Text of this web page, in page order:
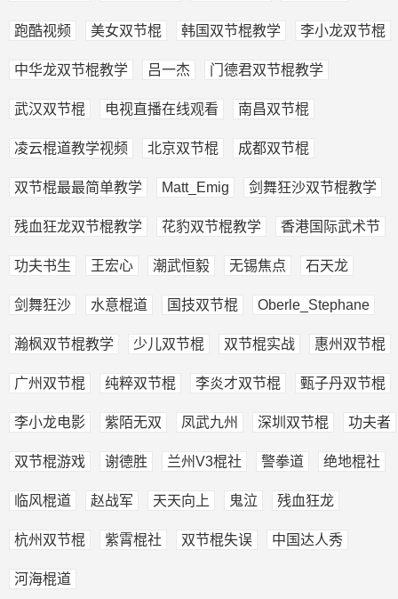
跑酷视频 美女双节棍 韩国双节棍教学 李小龙双节棍
中华龙双节棍教学 吕一杰 门德君双节棍教学
武汉双节棍 电视直播在线观看 南昌双节棍
凌云棍道教学视频 北京双节棍 成都双节棍
双节棍最最简单教学 Matt_Emig 剑舞狂沙双节棍教学
残血狂龙双节棍教学 花豹双节棍教学 香港国际武术节
功夫书生 王宏心 潮武恒毅 无锡焦点 石天龙
剑舞狂沙 水意棍道 国技双节棍 Oberle_Stephane
瀚枫双节棍教学 少儿双节棍 双节棍实战 惠州双节棍
广州双节棍 纯粹双节棍 李炎才双节棍 甄子丹双节棍
李小龙电影 紫陌无双 凤武九州 深圳双节棍 功夫者
双节棍游戏 谢德胜 兰州V3棍社 警拳道 绝地棍社
临风棍道 赵战军 天天向上 鬼泣 残血狂龙
杭州双节棍 紫霄棍社 双节棍失误 中国达人秀
河海棍道